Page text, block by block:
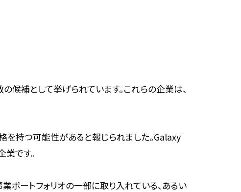
補として挙げられています。これらの企業は、
持つ可能性があると報じられました。Galaxy
です。
ポートフォリオの一部に取り入れている、あるい